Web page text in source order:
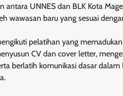
antara UNNES dan BLK Kota
wawasan baru yang sesuai
pelatihan yang
CV dan cover letter,
berlatih komunikasi dasar